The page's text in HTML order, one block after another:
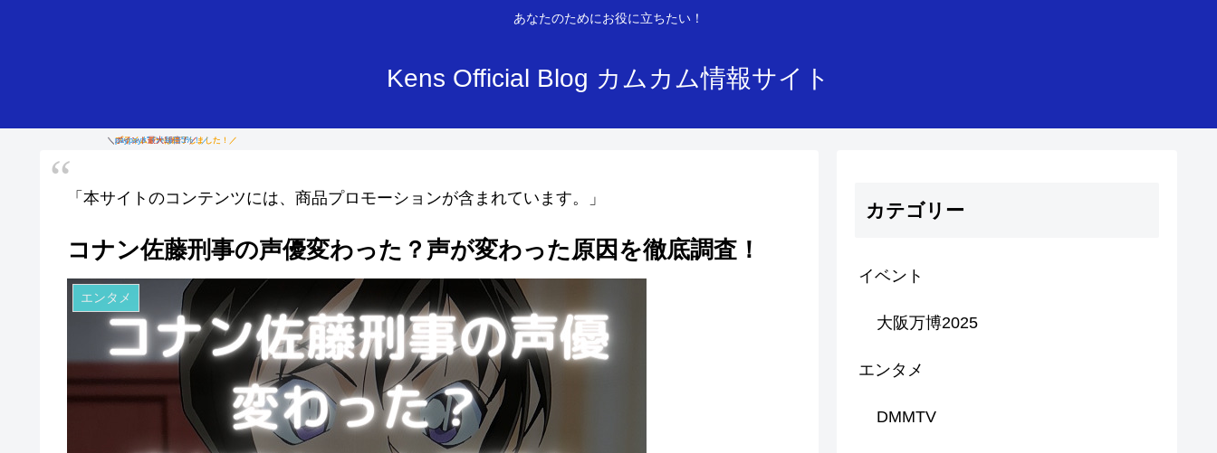
あなたのためにお役に立ちたい！
Kens Official Blog カムカム情報サイト
「本サイトのコンテンツには、商品プロモーションが含まれています。」
コナン佐藤刑事の声優変わった？声が変わった原因を徹底調査！
エンタメ
カテゴリー
イベント
大阪万博2025
エンタメ
DMMTV